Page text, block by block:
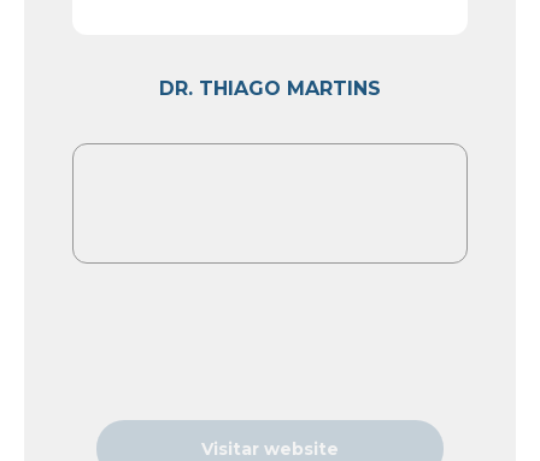
DR. THIAGO MARTINS
Visitar website